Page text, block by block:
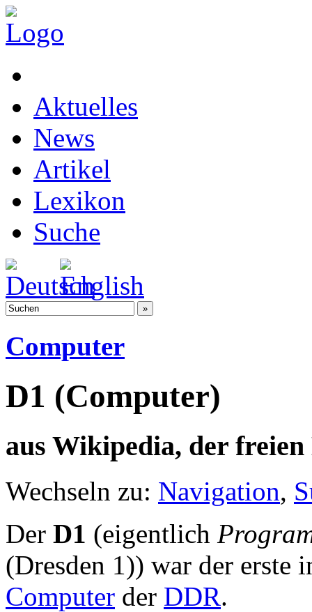
Aktuelles
News
Artikel
Lexikon
Suche
Computer
D1 (Computer)
aus Wikipedia, der
Wechseln zu: Navigation,
Der D1 (eigentlich
(Dresden 1)) war der erste
Computer der DDR.